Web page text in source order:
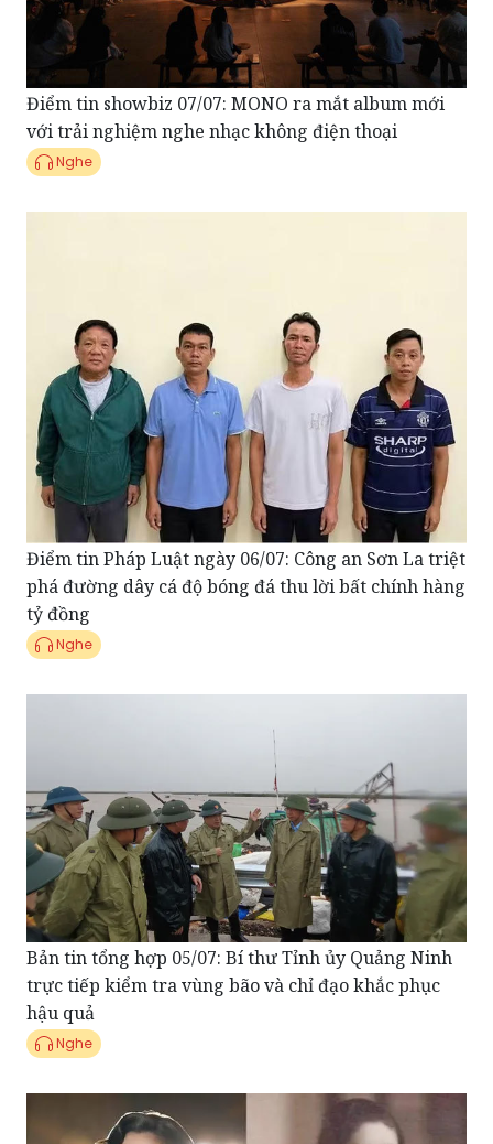
Điểm tin showbiz 07/07: MONO ra mắt album mới
với trải nghiệm nghe nhạc không điện thoại
Nghe
Điểm tin Pháp Luật ngày 06/07: Công an Sơn La triệt
phá đường dây cá độ bóng đá thu lời bất chính hàng
tỷ đồng
Nghe
Bản tin tổng hợp 05/07: Bí thư Tỉnh ủy Quảng Ninh
trực tiếp kiểm tra vùng bão và chỉ đạo khắc phục
hậu quả
Nghe